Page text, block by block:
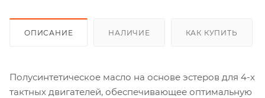
ОПИСАНИЕ НАЛИЧИЕ КАК КУПИТЬ
Полусинтетическое масло на основе эстеров для 4-х
тактных двигателей, обеспечивающее оптимальную